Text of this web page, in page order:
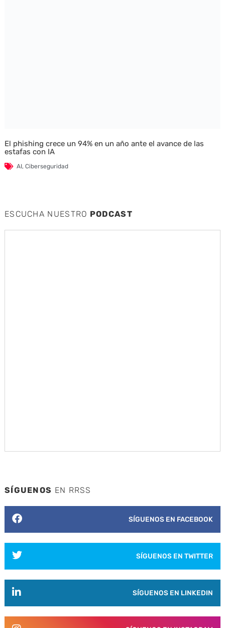
El phishing crece un 94% en un año ante el avance de las
estafas con IA
AI, Ciberseguridad
ESCUCHA NUESTRO PODCAST
SÍGUENOS EN RRSS
SÍGUENOS EN FACEBOOK
SÍGUENOS EN TWITTER
SÍGUENOS EN LINKEDIN